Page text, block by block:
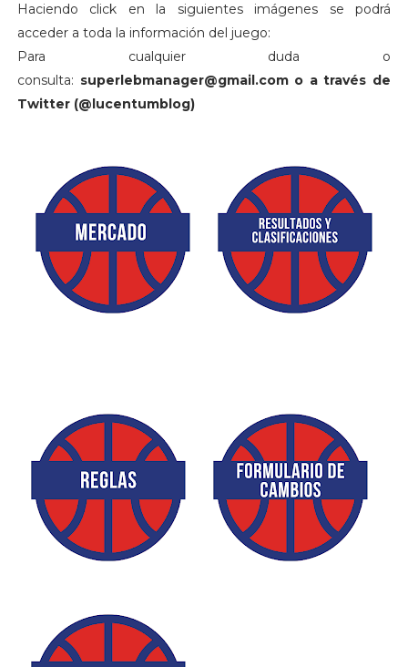
Haciendo click en la siguientes imágenes se podrá
acceder a toda la información del juego:
Para cualquier duda o
consulta: superlebmanager@gmail.com o a través de
Twitter (@lucentumblog)